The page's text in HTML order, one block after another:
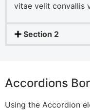
vitae velit convallis
Section 2
Accordions
Using the Accordion